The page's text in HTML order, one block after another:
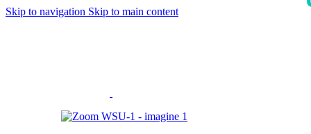
Skip to navigation Skip to main content